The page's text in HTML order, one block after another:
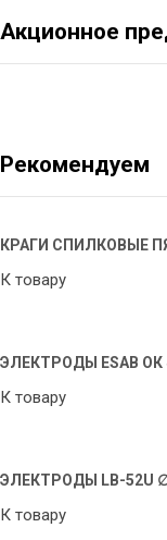
Акционное
Рекомендуем
КРАГИ СПИЛКОВЫЕ
К товару
ЭЛЕКТРОДЫ ESAB ОК
К товару
ЭЛЕКТРОДЫ LB-52U
К товару